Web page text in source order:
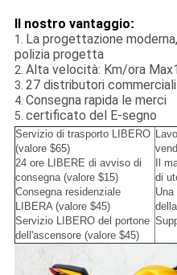
Il nostro vantaggio:
1. La progettazione
polizia progetta
2. Alta velocità: Km/ora
3. 27 distributori commerciali
4. Consegna rapida le merci
5. certificato del E-segno
Servizio di trasporto LIBERO
(valore $65)
24 ore LIBERE di avviso di
consegna (valore $15)
Consegna residenziale
LIBERA (valore $45)
Servizio LIBERO del portone
dell'ascensore (valore $45)
Il
di
Una